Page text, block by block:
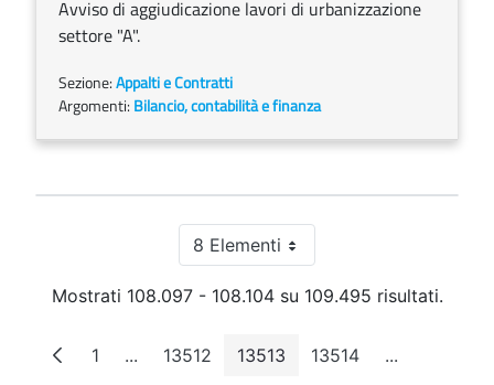
Avviso di aggiudicazione lavori di urbanizzazione
settore "A".
Sezione:Appalti e Contratti
Argomenti: Bilancio, contabilità e finanza
8 ElementiPer pagina
Mostrati 108.097 - 108.104 su 109.495 risultati.
Pagina
1 ...Pagine intermedie
Pagina
13512 Pagina
13513 Pagina
13514 ...Pagine